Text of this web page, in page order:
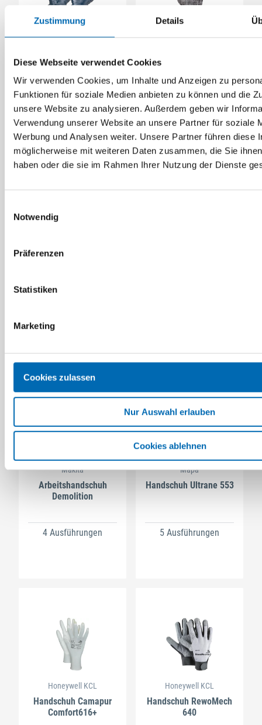
Zustimmung Details
Diese Webseite verwendet Cookies
Wir verwenden Cookies, um Inhalte und Anzeigen zu
Funktionen für soziale Medien anbieten zu können und die
unsere Website zu analysieren. Außerdem geben wir
Verwendung unserer Website an unsere Partner für soziale
Werbung und Analysen weiter. Unsere Partner führen diese
möglicherweise mit weiteren Daten zusammen, die Sie
haben oder die sie im Rahmen Ihrer Nutzung der Dienste
Notwendig
Präferenzen
Statistiken
Marketing
Cookies zulassen
Nur Auswahl erlauben
Cookies ablehnen
stronghand
3 Ausführungen
beidseitiggenoppt PES
2 Ausführungen
stronghand
Makita
Arbeitshandschuh
Demolition
4 Ausführungen
Mapa
Handschuh Ultrane 553
5 Ausführungen
Honeywell KCL
Handschuh Camapur
Comfort616+
Honeywell KCL
Handschuh RewoMech
640